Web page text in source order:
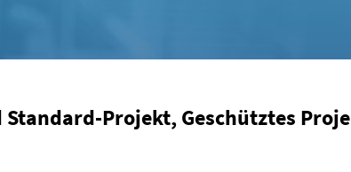
Standard-Projekt, Geschütztes